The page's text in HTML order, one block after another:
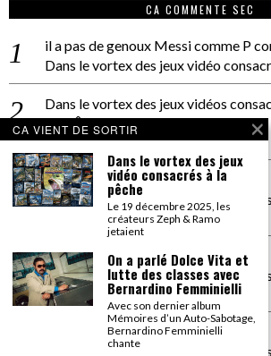
CA COMMENTE SEC
il a pas de genoux Messi comme P
Dans le vortex des jeux vidéo
Dans le vortex des jeux vidéos
PACÔME THIELLEMENT
La séance d’Hip Gnose
La Patrie
dans
On a parlé Dolce Vita et lutte des
Bernardino Femminielli
carte noire negra à l'o tiededans
On a parlé Dolce Vita et lutte des
Bernardino Femminielli
moise et son mascarédans
On a parlé Dolce Vita et lutte des
CA VIENT DE SORTIR
Dans le vortex des jeux
vidéo consacrés à la
pêche
Le 19 décembre 2025, les
créateurs Zeph & Ramo
jetaient
On a parlé Dolce Vita et
lutte des classes avec
Bernardino Femminielli
Avec son dernier album
Mémoires d’un Auto-Sabotage,
Bernardino Femminielli
chante